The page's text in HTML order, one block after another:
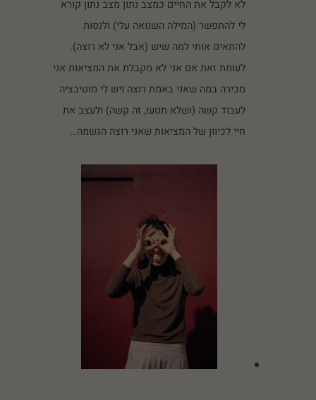
לא לקבל את החיים כמצב נתון מצב נתון קורא
לי להתפשר (המילה השנואה עלי) ולנסות
להתאים אותי למה שיש (אבל אני לא רוצה).
לעומת זאת אם אני לא מקבלת את המציאות אני
מכירה במה שאני באמת רוצה ויש לי מוטיבציה
לעבוד קשה (ושלא תטעו, זה קשה) ולעצב את
חיי לכיוון של המציאות שאני רוצה הגשמה…